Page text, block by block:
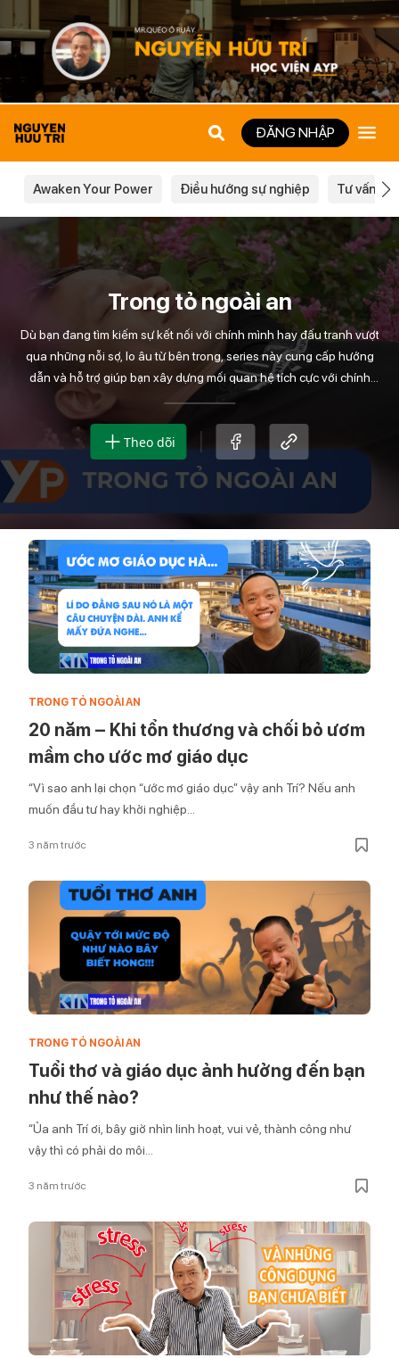
ĐĂNG NHẬP
Awaken Your Power Điều hướng sự nghiệp Tư vấn
Trong tỏ ngoài an
Dù bạn đang tìm kiếm sự kết nối với chính mình hay đấu tranh vượt
qua những nỗi sợ, lo âu từ bên trong, series này cung cấp hướng
dẫn và hỗ trợ giúp bạn xây dựng mối quan hệ tích cực với chính
bản thân bạn.
Theo dõi
TRONG TỎ NGOÀI AN
20 năm – Khi tổn thương và chối bỏ ươm
mầm cho ước mơ giáo dục
“Vì sao anh lại chọn “ước mơ giáo dục” vậy anh Trí? Nếu anh
muốn đầu tư hay khởi nghiệp...
3 năm trước
TRONG TỎ NGOÀI AN
Tuổi thơ và giáo dục ảnh hưởng đến bạn
như thế nào?
“Ủa anh Trí ơi, bây giờ nhìn linh hoạt, vui vẻ, thành công như
vậy thì có phải do môi...
3 năm trước